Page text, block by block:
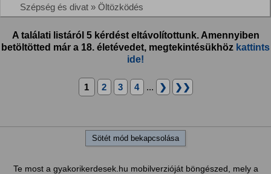
Szépség és divat » Öltözködés
A találati listáról 5 kérdést eltávolítottunk. Amennyiben
betöltötted már a 18. életévedet, megtekintésükhöz kattints
ide!
1 2 3 4 ... ❯ ❯❯
Sötét mód bekapcsolása
Te most a gyakorikerdesek.hu mobilverzióját böngészed, mely a